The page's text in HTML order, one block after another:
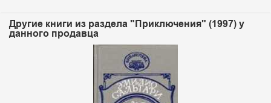
Другие книги из раздела "Приключения" (1997) у
данного продавца